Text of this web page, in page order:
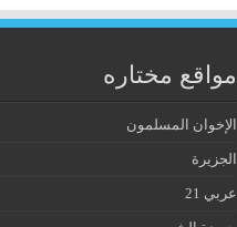
مواقع مختاره
الإخوان المسلمون
الجزيرة
عربي 21